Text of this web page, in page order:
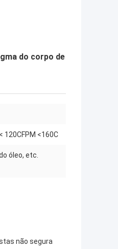
do corpo de
120CFPM <160C
óleo, etc.
não segura